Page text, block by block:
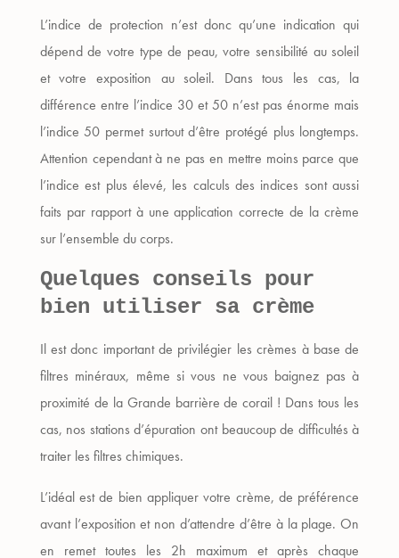
L’indice de protection n’est donc qu’une indication qui
dépend de votre type de peau, votre sensibilité au soleil
et votre exposition au soleil. Dans tous les cas, la
différence entre l’indice 30 et 50 n’est pas énorme mais
l’indice 50 permet surtout d’être protégé plus longtemps.
Attention cependant à ne pas en mettre moins parce que
l’indice est plus élevé, les calculs des indices sont aussi
faits par rapport à une application correcte de la crème
sur l’ensemble du corps.
Quelques conseils pour
bien utiliser sa crème
Il est donc important de privilégier les crèmes à base de
filtres minéraux, même si vous ne vous baignez pas à
proximité de la Grande barrière de corail ! Dans tous les
cas, nos stations d’épuration ont beaucoup de difficultés à
traiter les filtres chimiques.
L’idéal est de bien appliquer votre crème, de préférence
avant l’exposition et non d’attendre d’être à la plage. On
en remet toutes les 2h maximum et après chaque